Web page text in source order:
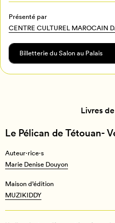
Programmation
Billetterie
Présenté par
CENTRE CULTUREL MAROCAIN
Billetterie du Salon au Palais
Livres
Le Pélican de Tétouan-
Auteur·rice·s
Marie Denise Douyon
Maison d’édition
MUZIKIDDY
Auteur·rice·s
Marie Denise Douyon
Maison d’édition
MUZIKIDDY
Se
Créer un